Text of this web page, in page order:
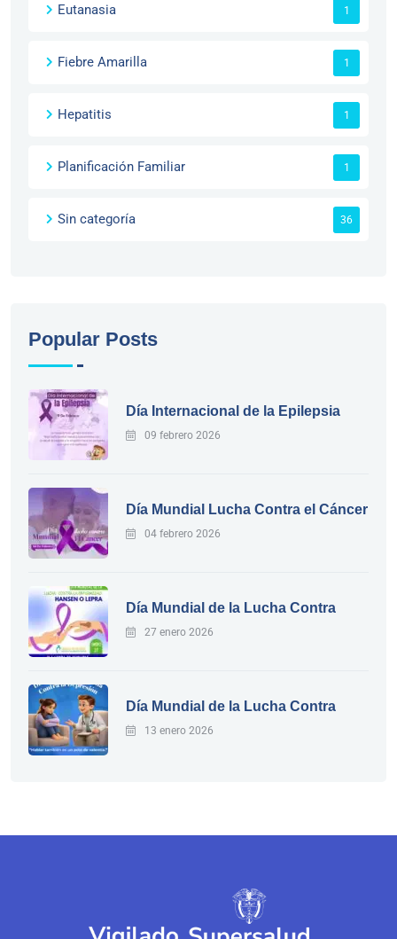
Eutanasia 1
Fiebre Amarilla 1
Hepatitis 1
Planificación Familiar 1
Sin categoría 36
Popular Posts
Día Internacional de la Epilepsia
09 febrero 2026
Día Mundial Lucha Contra el Cáncer
04 febrero 2026
Día Mundial de la Lucha Contra
27 enero 2026
Día Mundial de la Lucha Contra
13 enero 2026